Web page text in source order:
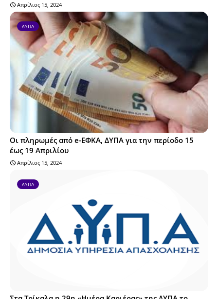
Απρίλιος 15, 2024
ΔΥΠΑ
Οι πληρωμές από e-ΕΦΚΑ, ΔΥΠΑ για την περίοδο 15
έως 19 Απριλίου
Απρίλιος 15, 2024
ΔΥΠΑ